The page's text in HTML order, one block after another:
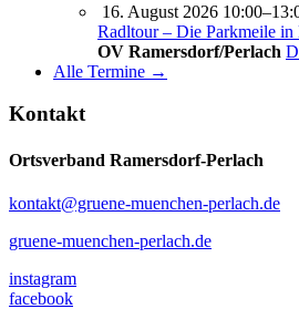
16. August 2026
Radltour – Die Parkmeile in
OV Ramersdorf/Perlach
Alle Termine →
Kontakt
Ortsverband Ramersdorf-Perlach
kontakt@gruene-muenchen-perlach.de
gruene-muenchen-perlach.de
instagram
facebook